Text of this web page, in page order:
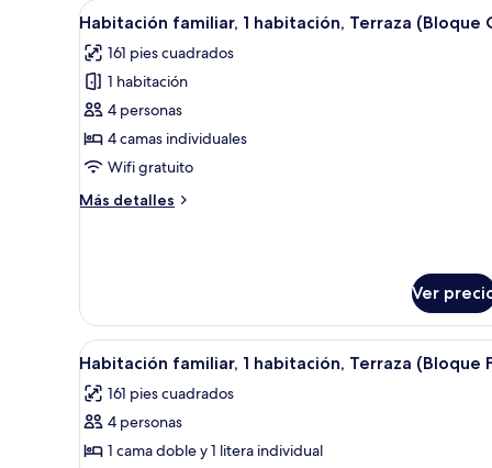
A)
Abrir
todas
las
fotos
de
Habitación
familiar,
habitación,
Un dormitorio tipo cabaña de
12
Habitación familiar, 1 habitación, Terraza (Bloque
161 pies cuadrados
1 habitación
4 personas
4 camas individuales
Wifi gratuito
Más detalles
Más
habitación,
Terraza
(Bloque
Ver
Abrir
todas
las
fotos
de
Una cama doble con
3
Habitación familiar, 1 habitación, Terraza (Bloque
161 pies cuadrados
4 personas
1 cama doble y 1 litera individual